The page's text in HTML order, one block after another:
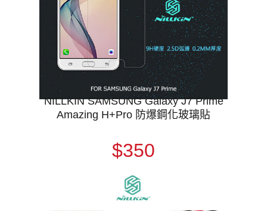
NILLKIN SAMSUNG Galaxy J7 Prime
Amazing H+Pro 防爆鋼化玻璃貼
$350